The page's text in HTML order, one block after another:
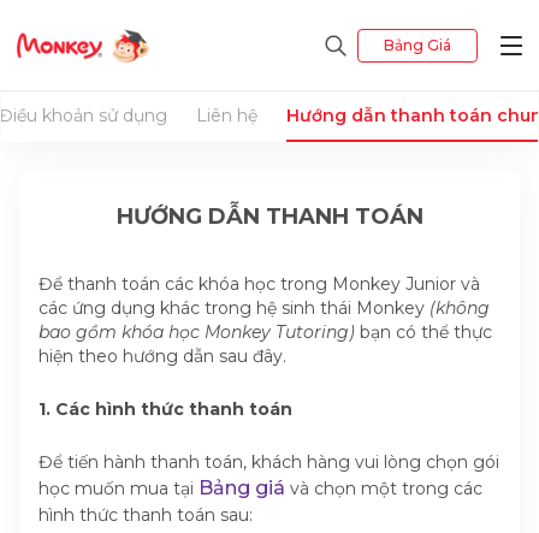
Bảng Giá
Điều khoản sử dụng Liên hệ Hướng dẫn thanh toán
HƯỚNG DẪN THANH TOÁN
Để thanh toán các khóa học trong Monkey Junior và
các ứng dụng khác trong hệ sinh thái Monkey (không
bao gồm khóa học Monkey Tutoring) bạn có thể thực
hiện theo hướng dẫn sau đây.
1. Các hình thức thanh toán
Để tiến hành thanh toán, khách hàng vui lòng chọn gói
học muốn mua tại Bảng giá và chọn một trong các
hình thức thanh toán sau: